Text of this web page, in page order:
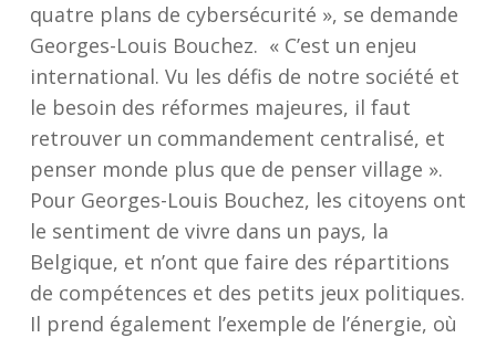
quatre plans de cybersécurité », se demande
Georges-Louis Bouchez. « C’est un enjeu
international. Vu les défis de notre société et
le besoin des réformes majeures, il faut
retrouver un commandement centralisé, et
penser monde plus que de penser village ».
Pour Georges-Louis Bouchez, les citoyens ont
le sentiment de vivre dans un pays, la
Belgique, et n’ont que faire des répartitions
de compétences et des petits jeux politiques.
Il prend également l’exemple de l’énergie, où